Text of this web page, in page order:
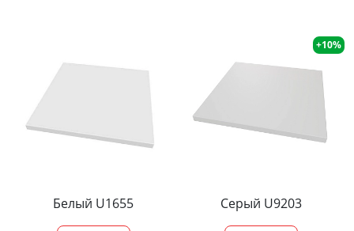
Белый U1655
+10%
Серый U9203